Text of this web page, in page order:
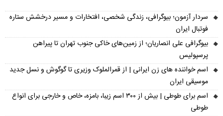
سردار آزمون؛ بیوگرافی، زندگی شخصی، افتخارات و مسیر درخشش ستاره
فوتبال ایران
بیوگرافی علی انصاریان؛ از زمین‌های خاکی جنوب تهران تا پیراهن
پرسپولیس
اسم خواننده های زن ایرانی | از قمرالملوک وزیری تا گوگوش و نسل جدید
موسیقی ایران
اسم برای طوطی | بیش از ۳۰۰ اسم زیبا، بامزه، خاص و خارجی برای انواع
طوطی